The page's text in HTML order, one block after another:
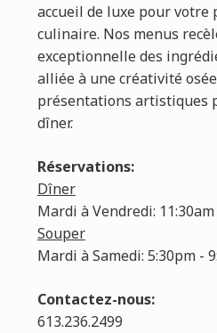
accueil de luxe pour votre
culinaire. Nos menus
exceptionnelle des
alliée à une créativité
présentations artistiques
dîner.
Réservations:
Dîner
Mardi à Vendredi:
Souper
Mardi à Samedi: 5:30pm -
Contactez-nous:
613.236.2499